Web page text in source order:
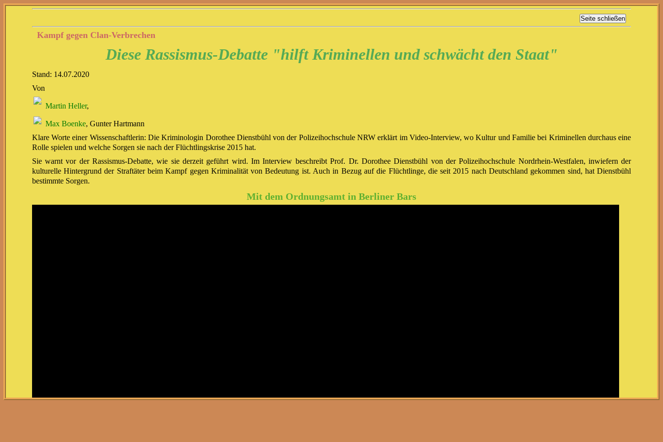
Kampf gegen Clan-Verbrechen
Diese Rassismus-Debatte "hilft Kriminellen und schwächt den Staat"
Stand: 14.07.2020
Von
Martin Heller,
Max Boenke, Gunter Hartmann
Klare Worte einer Wissenschaftlerin: Die Kriminologin Dorothee Dienstbühl von der Polizeihochschule NRW erklärt im Video-Interview, wo Kultur und Familie bei Kriminellen durchaus eine
Rolle spielen und welche Sorgen sie nach der Flüchtlingskrise 2015 hat.
Sie warnt vor der Rassismus-Debatte, wie sie derzeit geführt wird. Im Interview beschreibt Prof. Dr. Dorothee Dienstbühl von der Polizeihochschule Nordrhein-Westfalen, inwiefern der
kulturelle Hintergrund der Straftäter beim Kampf gegen Kriminalität von Bedeutung ist. Auch in Bezug auf die Flüchtlinge, die seit 2015 nach Deutschland gekommen sind, hat Dienstbühl
bestimmte Sorgen.
Mit dem Ordnungsamt in Berliner Bars